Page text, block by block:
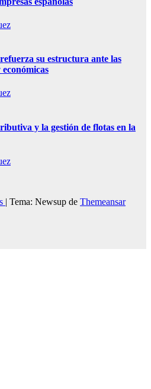
su estructura ante las
económicas
y la gestión de flotas en la
| Tema: Newsup de Themeansar